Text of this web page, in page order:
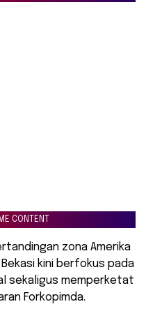
CONTENT
zona Amerika
kini berfokus pada
sekaligus memperketat
Forkopimda.